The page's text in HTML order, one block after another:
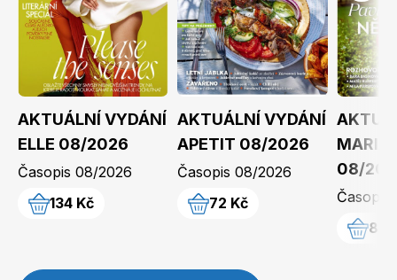
AKTUÁLNÍ VYDÁNÍ
ELLE 08/2026
Časopis 08/2026
134 Kč
AKTUÁLNÍ VYDÁNÍ
APETIT 08/2026
Časopis 08/2026
72 Kč
08/
Časopis
84